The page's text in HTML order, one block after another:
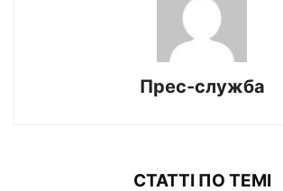
Прес-служба
СТАТТІ ПО ТЕМІ